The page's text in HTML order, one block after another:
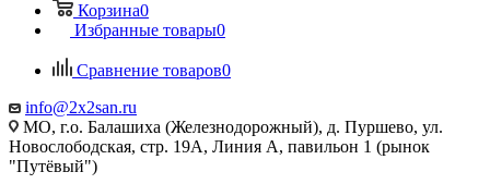
Корзина0
Избранные товары0
Сравнение товаров0
info@2x2san.ru
МО, г.о. Балашиха (Железнодорожный), д. Пуршево, ул.
Новослободская, стр. 19А, Линия А, павильон 1 (рынок
"Путёвый")